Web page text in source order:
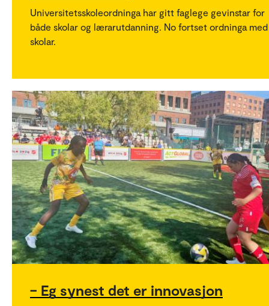
Universitetsskoleordninga har gitt faglege gevinstar for
både skolar og lærarutdanning. No fortset ordninga med
skolar.
– Eg synest det er innovasjon